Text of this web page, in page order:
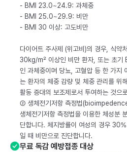
- BMI 23.0~24.9: 과체중
- BMI 25.0~29.9: 비만
- BMI 30 이상: 고도비만
다이어트 주사제 (위고비)의 경우, 식약
30kg/m² 이상인 비만 환자, 또는 초
인 과체중이며 당뇨, 고혈압 등 한 가지
는 환자의 체중 감량 및 체중 관리를 위
활동 증대의 보조제로서 투여하는 것으
② 생체전기저항 측정법
생체전기저항 측정법을 이용한 체성분
단합니다. 체지방률이 여성의 경우
일 때 비만으로 진단합니다.
무료 독감 예방접종 대상